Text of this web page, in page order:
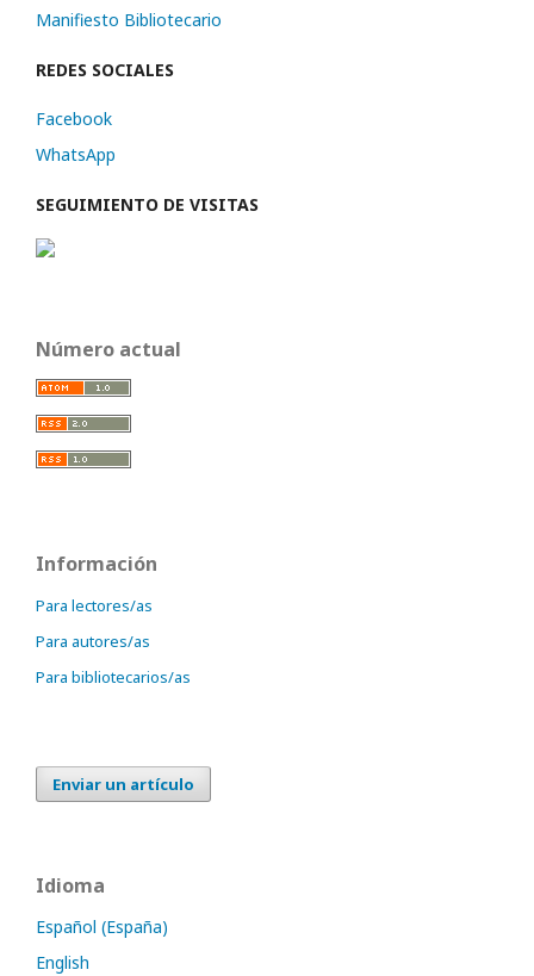
Manifiesto Bibliotecario
REDES SOCIALES
Facebook
WhatsApp
SEGUIMIENTO DE VISITAS
Número actual
Información
Para lectores/as
Para autores/as
Para bibliotecarios/as
Enviar un artículo
Idioma
Español (España)
English